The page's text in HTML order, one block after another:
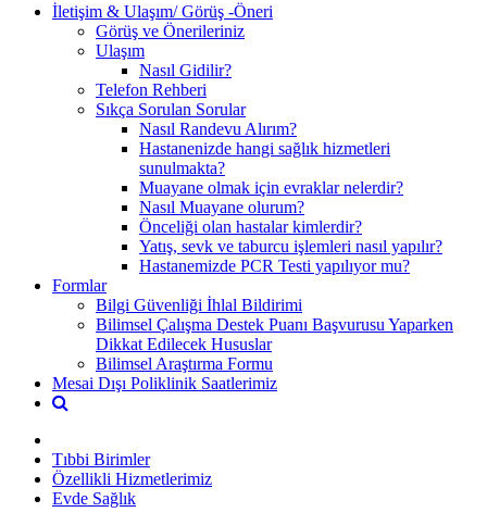
İletişim & Ulaşım/ Görüş -Öneri
Görüş ve Önerileriniz
Ulaşım
Nasıl Gidilir?
Telefon Rehberi
Sıkça Sorulan Sorular
Nasıl Randevu Alırım?
Hastanenizde hangi sağlık hizmetleri
sunulmakta?
Muayane olmak için evraklar nelerdir?
Nasıl Muayane olurum?
Önceliği olan hastalar kimlerdir?
Yatış, sevk ve taburcu işlemleri nasıl yapılır?
Hastanemizde PCR Testi yapılıyor mu?
Formlar
Bilgi Güvenliği İhlal Bildirimi
Bilimsel Çalışma Destek Puanı Başvurusu Yaparken
Dikkat Edilecek Hususlar
Bilimsel Araştırma Formu
Mesai Dışı Poliklinik Saatlerimiz
Tıbbi Birimler
Özellikli Hizmetlerimiz
Evde Sağlık